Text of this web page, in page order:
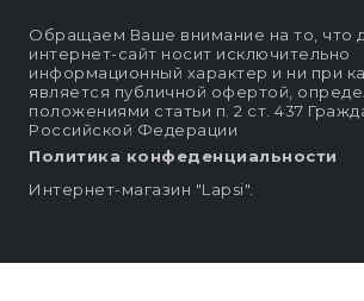
Обращаем Ваше внимание на то, что
интернет-сайт носит исключительно
информационный характер и ни при
является публичной офертой,
положениями статьи п. 2 ст. 437
Российской Федерации
Политика конфеденциальности
Интернет-магазин "Lapsi".